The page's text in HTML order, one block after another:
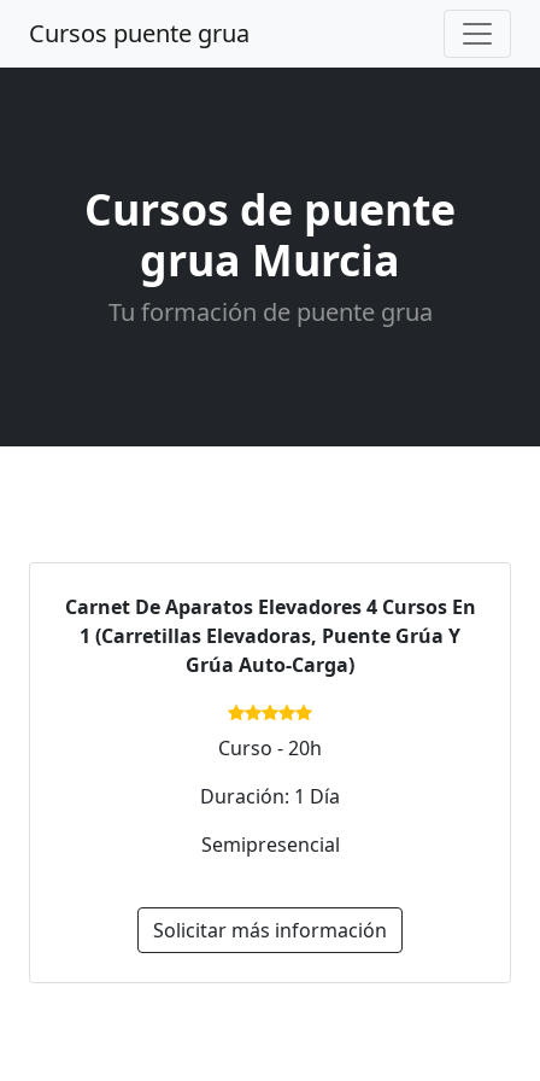
Cursos puente grua
Cursos de puente
grua Murcia
Tu formación de puente grua
Carnet De Aparatos Elevadores 4 Cursos En
1 (Carretillas Elevadoras, Puente Grúa Y
Grúa Auto-Carga)
Curso - 20h
Duración: 1 Día
Semipresencial
Solicitar más información